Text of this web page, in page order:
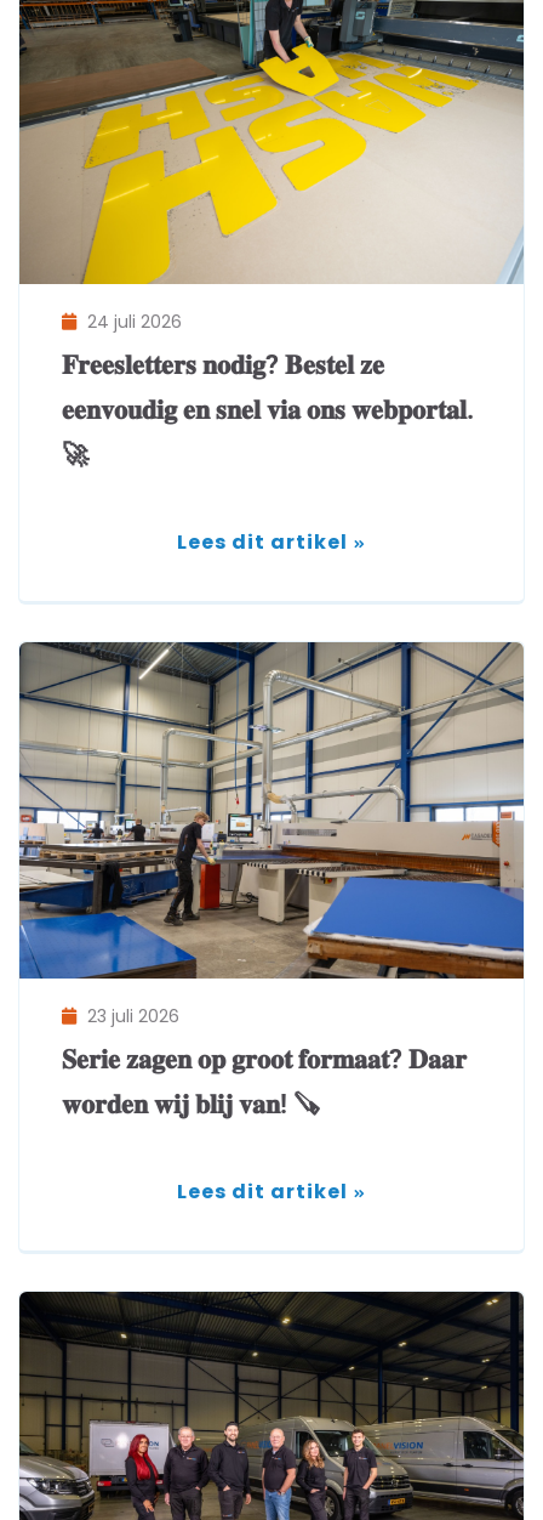
𝐅𝐫𝐞𝐞𝐬𝐥𝐞𝐭𝐭𝐞𝐫𝐬 𝐧𝐨𝐝𝐢𝐠? 𝐁𝐞𝐬𝐭𝐞𝐥 𝐳𝐞
𝐞𝐞𝐧𝐯𝐨𝐮𝐝𝐢𝐠 𝐞𝐧 𝐬𝐧𝐞𝐥 𝐯𝐢𝐚 𝐨𝐧𝐬 𝐰𝐞𝐛𝐩𝐨𝐫𝐭𝐚𝐥.
🚀
24 juli 2026
Lees dit artikel
𝐒𝐞𝐫𝐢𝐞 𝐳𝐚𝐠𝐞𝐧 𝐨𝐩 𝐠𝐫𝐨𝐨𝐭 𝐟𝐨𝐫𝐦𝐚𝐚𝐭? 𝐃𝐚𝐚𝐫
𝐰𝐨𝐫𝐝𝐞𝐧 𝐰𝐢𝐣 𝐛𝐥𝐢𝐣 𝐯𝐚𝐧! 🪚
23 juli 2026
Lees dit artikel